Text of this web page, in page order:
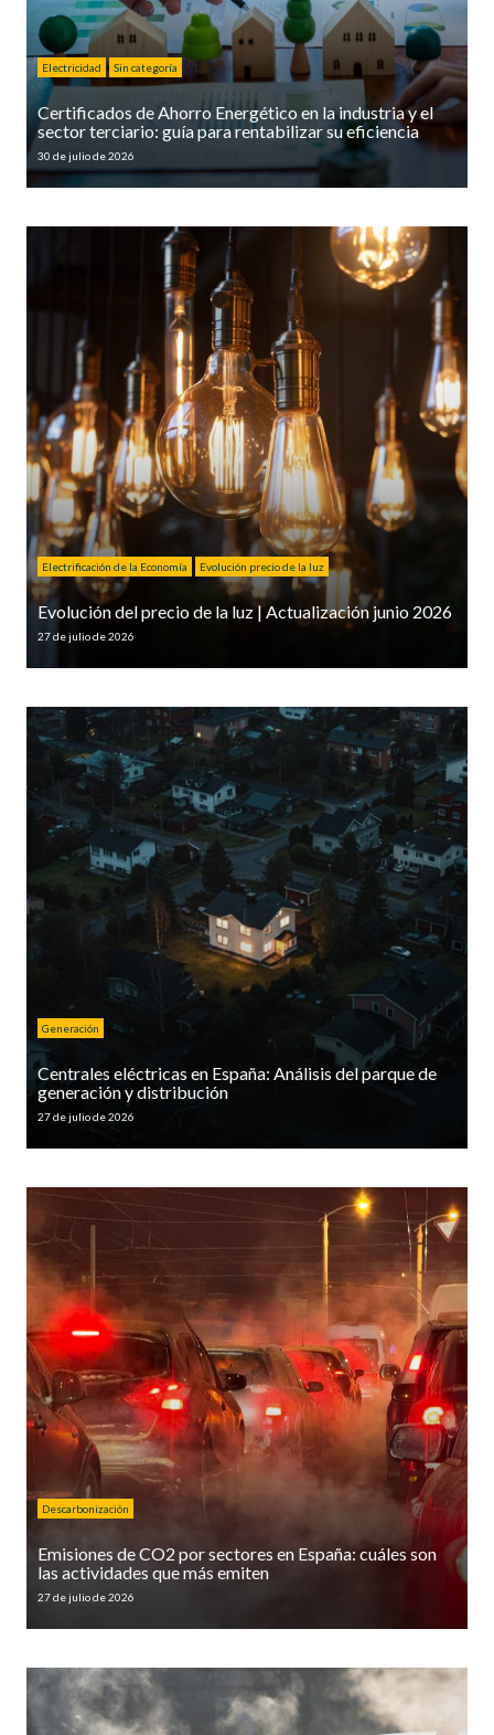
Electricidad Sin categoría
Certificados de Ahorro Energético en la industria y el
sector terciario: guía para rentabilizar su eficiencia
30 de julio de 2026
Electrificación de la Economía Evolución precio de la luz
Evolución del precio de la luz | Actualización junio 2026
27 de julio de 2026
Generación
Centrales eléctricas en España: Análisis del parque de
generación y distribución
27 de julio de 2026
Descarbonización
Emisiones de CO2 por sectores en España: cuáles son
las actividades que más emiten
27 de julio de 2026